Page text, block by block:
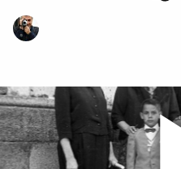
Dichos
Cancionero Local